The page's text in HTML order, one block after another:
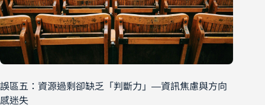
誤區五：資源過剩卻缺乏「判斷力」—資訊焦慮與方向
感迷失